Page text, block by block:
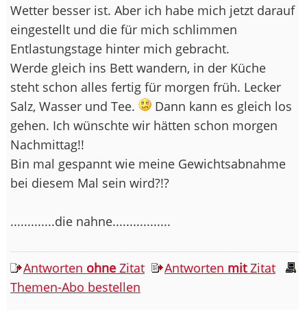
Wetter besser ist. Aber ich habe mich jetzt darauf
eingestellt und die für mich schlimmen
Entlastungstage hinter mich gebracht.
Werde gleich ins Bett wandern, in der Küche
steht schon alles fertig für morgen früh. Lecker
Salz, Wasser und Tee.
Dann kann es gleich los
gehen. Ich wünschte wir hätten schon morgen
Nachmittag!!
Bin mal gespannt wie meine Gewichtsabnahme
bei diesem Mal sein wird?!?
.............die nahne.................
Antworten ohne Zitat Antworten mitZitat
Themen-Abo bestellen